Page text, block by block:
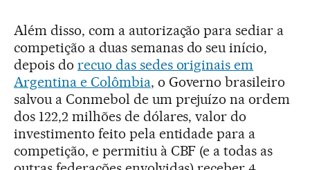
Além disso, com a autorização para sediar a
competição a duas semanas do seu início,
depois do recuo das sedes originais em
Argentina e Colômbia, o Governo brasileiro
salvou a Conmebol de um prejuízo na ordem
dos 122,2 milhões de dólares, valor do
investimento feito pela entidade para a
competição, e permitiu à CBF (e a todas as